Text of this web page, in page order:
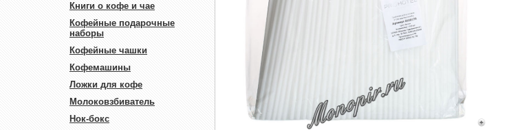
Книги о кофе и чае
Кофейные подарочные
наборы
Кофейные чашки
Кофемашины
Ложки для кофе
Молоковзбиватель
Нок-бокс